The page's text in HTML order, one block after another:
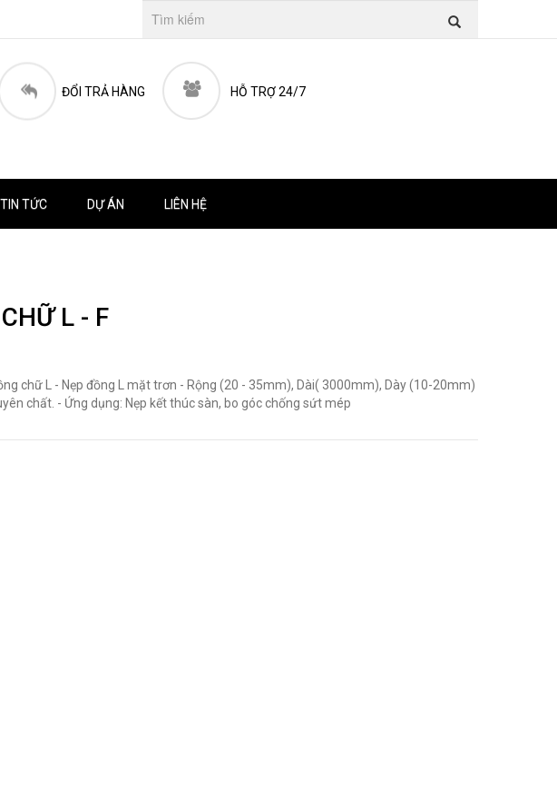
ĐỔI TRẢ HÀNG HỖ TRỢ 24/7
TIN TỨC DỰ ÁN LIÊN HỆ
L - F
chữ L - Nẹp đồng L mặt trơn - Rộng (20 - 35mm), Dài( 3000mm), Dày (10-20mm)
chất. - Ứng dụng: Nẹp kết thúc sàn, bo góc chống sứt mép